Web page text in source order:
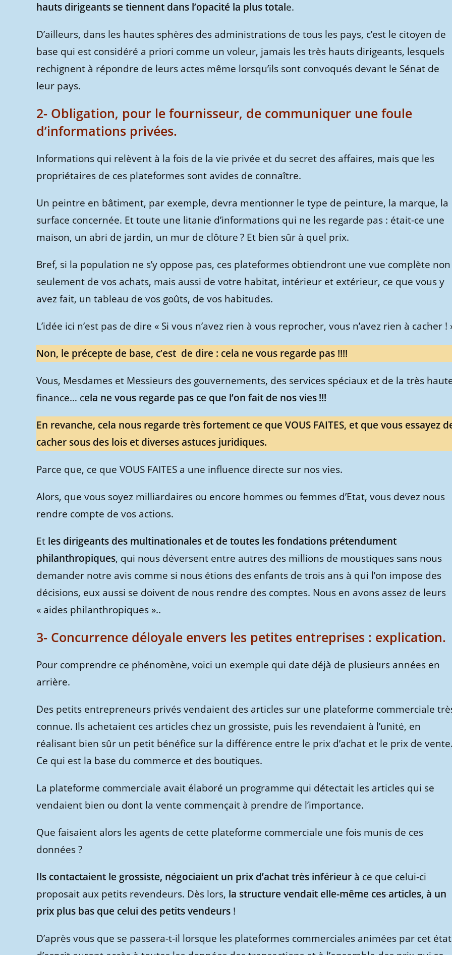
hauts dirigeants se tiennent dans l’opacité la plus totale.
D’ailleurs, dans les hautes sphères des administrations de tous les pays, c’est le citoyen de
base qui est considéré a priori comme un voleur, jamais les très hauts dirigeants, lesquels
rechignent à répondre de leurs actes même lorsqu’ils sont convoqués devant le Sénat de
leur pays.
2- Obligation, pour le fournisseur, de communiquer une foule
d’informations privées.
Informations qui relèvent à la fois de la vie privée et du secret des affaires, mais que les
propriétaires de ces plateformes sont avides de connaître.
Un peintre en bâtiment, par exemple, devra mentionner le type de peinture, la marque, la
surface concernée. Et toute une litanie d’informations qui ne les regarde pas : était-ce une
maison, un abri de jardin, un mur de clôture ? Et bien sûr à quel prix.
Bref, si la population ne s’y oppose pas, ces plateformes obtiendront une vue complète non
seulement de vos achats, mais aussi de votre habitat, intérieur et extérieur, ce que vous y
avez fait, un tableau de vos goûts, de vos habitudes.
L’idée ici n’est pas de dire « Si vous n’avez rien à vous reprocher, vous n’avez rien à cacher !
Non, le précepte de base, c’est de dire : cela ne vous regarde pas !!!!
Vous, Mesdames et Messieurs des gouvernements, des services spéciaux et de la très
finance… cela ne vous regarde pas ce que l’on fait de nos vies !!!
En revanche, cela nous regarde très fortement ce que VOUS FAITES, et que vous essayez
cacher sous des lois et diverses astuces juridiques.
Parce que, ce que VOUS FAITES a une influence directe sur nos vies.
Alors, que vous soyez milliardaires ou encore hommes ou femmes d’Etat, vous devez nous
rendre compte de vos actions.
Et les dirigeants des multinationales et de toutes les fondations prétendument
philanthropiques, qui nous déversent entre autres des millions de moustiques sans nous
demander notre avis comme si nous étions des enfants de trois ans à qui l’on impose des
décisions, eux aussi se doivent de nous rendre des comptes. Nous en avons assez de leurs
« aides philanthropiques »..
3- Concurrence déloyale envers les petites entreprises : explication.
Pour comprendre ce phénomène, voici un exemple qui date déjà de plusieurs années en
arrière.
Des petits entrepreneurs privés vendaient des articles sur une plateforme commerciale
connue. Ils achetaient ces articles chez un grossiste, puis les revendaient à l’unité, en
réalisant bien sûr un petit bénéfice sur la différence entre le prix d’achat et le prix de
Ce qui est la base du commerce et des boutiques.
La plateforme commerciale avait élaboré un programme qui détectait les articles qui se
vendaient bien ou dont la vente commençait à prendre de l’importance.
Que faisaient alors les agents de cette plateforme commerciale une fois munis de ces
données ?
Ils contactaient le grossiste, négociaient un prix d’achat très inférieur à ce que celui-ci
proposait aux petits revendeurs. Dès lors, la structure vendait elle-même ces articles, à un
prix plus bas que celui des petits vendeurs !
D’après vous que se passera-t-il lorsque les plateformes commerciales animées par cet état